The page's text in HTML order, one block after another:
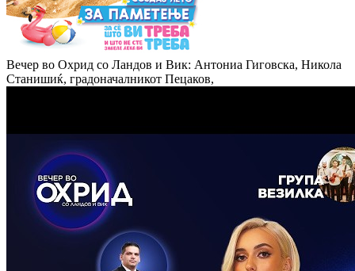
Вечер во Охрид со Ландов и Вик: Антониа Гиговска, Никола
Станишиќ, градоначалникот Пецаков,